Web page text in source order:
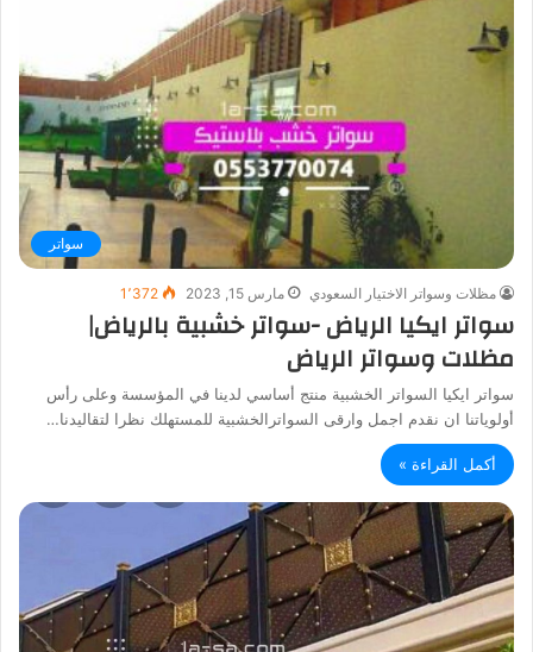
سواتر
مظلات وسواتر الاختيار السعودي مارس 15, 2023 1٬372
سواتر ايكيا الرياض -سواتر خشبية بالرياض|
مظلات وسواتر الرياض
سواتر ايكيا السواتر الخشبية منتج أساسي لدينا في المؤسسة وعلى رأس
أولوياتنا ان نقدم اجمل وارقى السواترالخشبية للمستهلك نظرا لتقاليدنا…
أكمل القراءة »